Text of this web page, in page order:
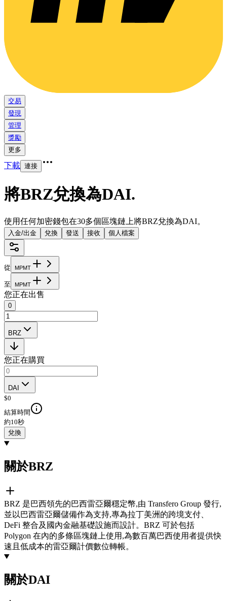
交易
發現
管理
獎勵
更多
下載 連接
將BRZ兌換為DAI.
使用任何加密錢包在30多個區塊鏈上將BRZ兌換為DAI。
入金/出金 兌換 發送 接收 個人檔案
從 MPMT
至 MPMT
您正在出售
0
BRZ
您正在購買
DAI
$0
結算時間
約10秒
兌換
關於BRZ
BRZ 是巴西領先的巴西雷亞爾穩定幣,由 Transfero Group 發行,
並以巴西雷亞爾儲備作為支持,專為拉丁美洲的跨境支付、
DeFi 整合及國內金融基礎設施而設計。BRZ 可於包括
Polygon 在內的多條區塊鏈上使用,為數百萬巴西使用者提供快
速且低成本的雷亞爾計價數位轉帳。
關於DAI